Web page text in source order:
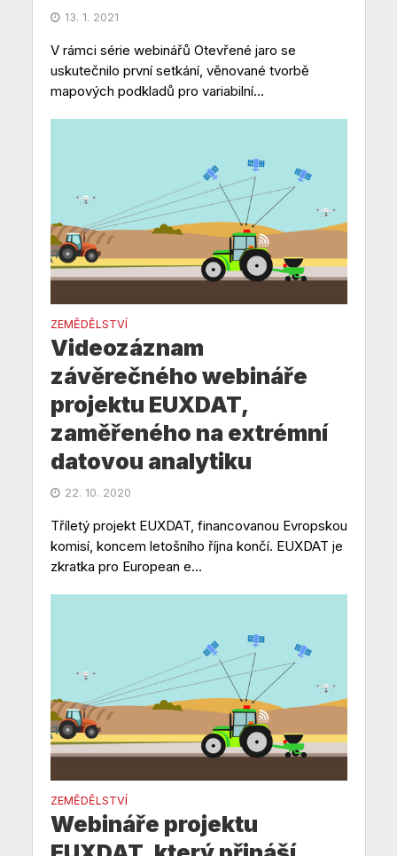
13. 1. 2021
V rámci série webinářů Otevřené jaro se
uskutečnilo první setkání, věnované tvorbě
mapových podkladů pro variabilní...
ZEMĚDĚLSTVÍ
Videozáznam
závěrečného webináře
projektu EUXDAT,
zaměřeného na extrémní
datovou analytiku
22. 10. 2020
Tříletý projekt EUXDAT, financovanou Evropskou
komisí, koncem letošního října končí. EUXDAT je
zkratka pro European e...
ZEMĚDĚLSTVÍ
Webináře projektu